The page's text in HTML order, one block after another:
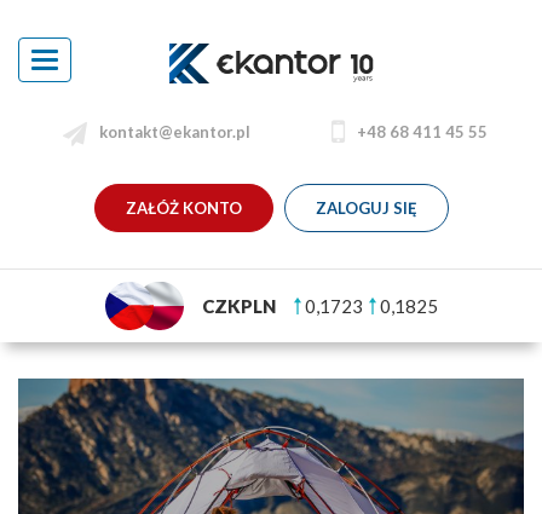
Toggle
navigation
kontakt@ekantor.pl +48 68 411 45 55
ZAŁÓŻ KONTO ZALOGUJ SIĘ
CZKPLN 0,1723 0,1825